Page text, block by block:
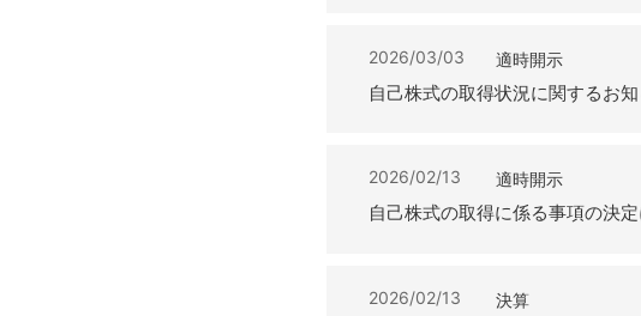
2026/03/03 適時開示
自己株式の取得状況に関するお
2026/02/13 適時開示
自己株式の取得に係る事項の決
2026/02/13 決算